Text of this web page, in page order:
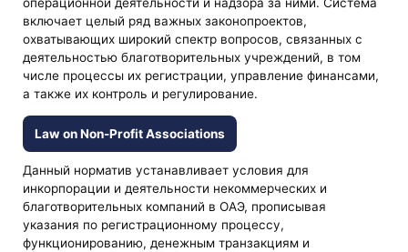
включает целый ряд важных законопроектов,
охватывающих широкий спектр вопросов, связанных с
деятельностью благотворительных учреждений, в том
числе процессы их регистрации, управление финансами,
а также их контроль и регулирование.
Law on Non-Profit Associations
Данный норматив устанавливает условия для
инкорпорации и деятельности некоммерческих и
благотворительных компаний в ОАЭ, прописывая
указания по регистрационному процессу,
функционированию, денежным транзакциям и